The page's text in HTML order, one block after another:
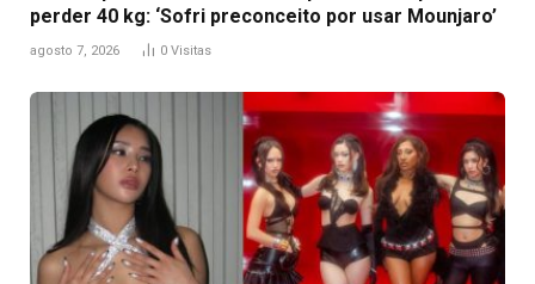
perder 40 kg: ‘Sofri preconceito por usar Mounjaro’
agosto 7, 2026 0 Visitas